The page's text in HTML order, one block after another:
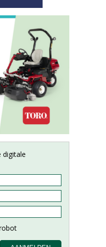
digitale